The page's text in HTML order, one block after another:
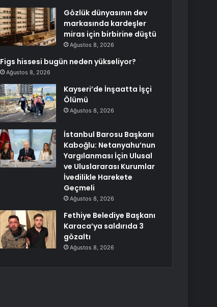
Gözlük dünyasının dev
markasında kardeşler
miras için birbirine düştü
Ağustos 8, 2026
Figs hissesi bugün neden yükseliyor?
Ağustos 8, 2026
Kayseri’de İnşaatta İşçi
Ölümü
Ağustos 8, 2026
İstanbul Barosu Başkanı
Kaboğlu: Netanyahu’nun
Yargılanması İçin Ulusal
ve Uluslararası Kurumlar
İvedilikle Harekete
Geçmeli
Ağustos 8, 2026
Fethiye Belediye Başkanı
Karaca’ya saldırıda 3
gözaltı
Ağustos 8, 2026